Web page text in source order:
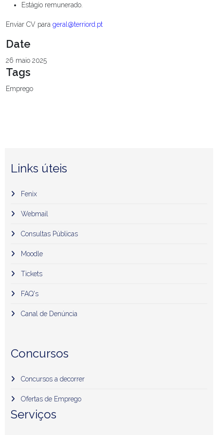
Estágio remunerado.
Enviar CV para geral@terriord.pt
Date
26 maio 2025
Tags
Emprego
Links úteis
Fenix
Webmail
Consultas Públicas
Moodle
Tickets
FAQ's
Canal de Denúncia
Concursos
Concursos a decorrer
Ofertas de Emprego
Serviços